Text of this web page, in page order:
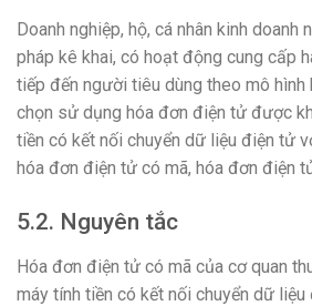
Doanh nghiệp, hộ, cá nhân kinh doanh
pháp kê khai, có hoạt động cung cấp
tiếp đến người tiêu dùng theo mô
chọn sử dụng hóa đơn điện tử được
tiền có kết nối chuyển dữ liệu điện tử
hóa đơn điện tử có mã, hóa đơn điện
5.2. Nguyên tắc
Hóa đơn điện tử có mã của cơ quan
máy tính tiền có kết nối chuyển dữ